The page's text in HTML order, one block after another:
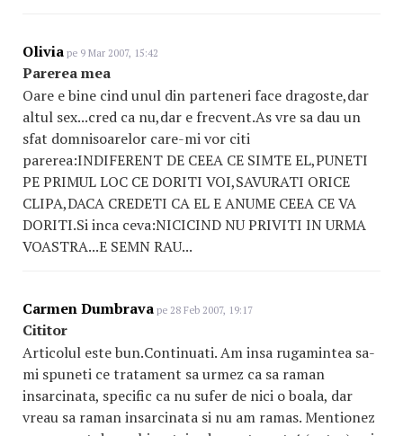
Olivia pe 9 Mar 2007, 15:42
Parerea mea
Oare e bine cind unul din parteneri face dragoste,dar
altul sex...cred ca nu,dar e frecvent.As vre sa dau un
sfat domnisoarelor care-mi vor citi
parerea:INDIFERENT DE CEEA CE SIMTE EL,PUNETI
PE PRIMUL LOC CE DORITI VOI,SAVURATI ORICE
CLIPA,DACA CREDETI CA EL E ANUME CEEA CE VA
DORITI.Si inca ceva:NICICIND NU PRIVITI IN URMA
VOASTRA...E SEMN RAU...
Carmen Dumbrava pe 28 Feb 2007, 19:17
Cititor
Articolul este bun.Continuati. Am insa rugamintea sa-
mi spuneti ce tratament sa urmez ca sa raman
insarcinata, specific ca nu sufer de nici o boala, dar
vreau sa raman insarcinata si nu am ramas. Mentionez